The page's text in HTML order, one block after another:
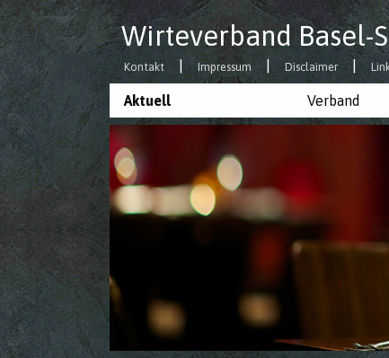
Wirteverband Basel-
Kontakt Impressum Disclaimer
Aktuell Verband